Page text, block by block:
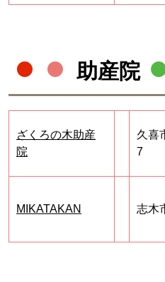
助産院
ざくろの木助産
院
久喜
MIKATAKAN 志木